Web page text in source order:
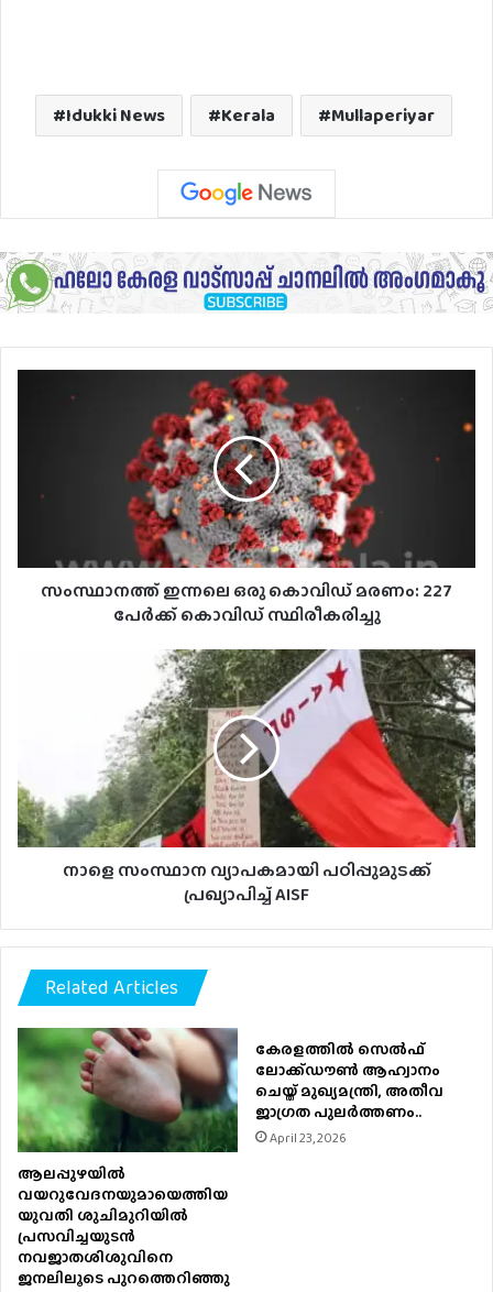
Idukki News Kerala Mullaperiyar
സ്ഥിരീകരിച്ചു
സംസ്ഥാനത്ത് ഇന്നലെ ഒരു കൊവിഡ് മരണം: 227
പേർക്ക് കൊവിഡ് സ്ഥിരീകരിച്ചു
നാളെ സംസ്ഥാന വ്യാപകമായി പഠിപ്പുമുടക്ക്
പ്രഖ്യാപിച്ച് AISF
Related Articles
ആലപ്പുഴയിൽ
വയറുവേദനയുമായെത്തിയ
യുവതി ശുചിമുറിയിൽ
പ്രസവിച്ചയുടൻ
നവജാതശിശുവിനെ
ജനലിലൂടെ പുറത്തെറിഞ്ഞു
കേരളത്തിൽ സെൽഫ്
ലോക്ക്ഡൗൺ ആഹ്വാനം
ചെയ്ത് മുഖ്യമന്ത്രി, അതീവ
ജാഗ്രത പുലർത്തണം..
April 23, 2026